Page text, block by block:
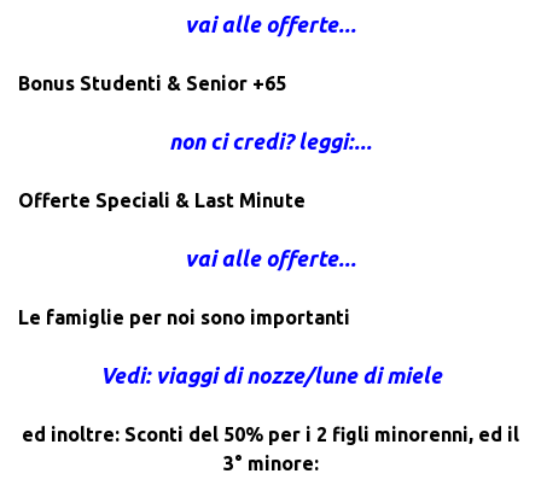
vai alle offerte...
Bonus Studenti & Senior +65
non ci credi? leggi:...
Offerte Speciali & Last Minute
vai alle offerte...
Le famiglie per noi sono importanti
Vedi: viaggi di nozze/lune di miele
ed inoltre: Sconti del 50% per i 2 figli minorenni, ed il
3° minore: